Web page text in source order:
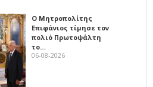
Ο Μητροπολίτης
Επιφάνιος τίμησε τον
πολιό Πρωτοψάλτη
το…
06-08-2026